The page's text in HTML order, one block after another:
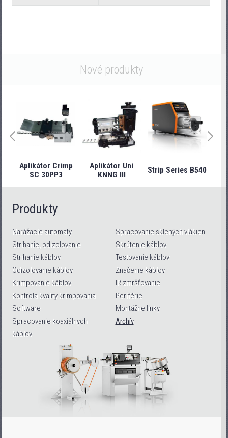
Nové produkty
Aplikátor Crimp
SC 30PP3
Aplikátor Uni
KNNG III
Strip Series B540
Produkty
Narážacie automaty
Strihanie, odizolovanie
Strihanie káblov
Odizolovanie káblov
Krimpovanie káblov
Kontrola kvality krimpovania
Software
Spracovanie koaxiálnych
káblov
Spracovanie sklených vlákien
Skrútenie káblov
Testovanie káblov
Značenie káblov
IR zmršťovanie
Periférie
Montážne linky
Archív